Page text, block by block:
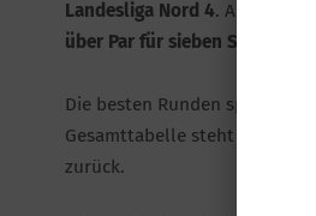
Landesliga Nord 4. Auf dem
über Par für sieben Spieler
Die besten Runden spielten
Gesamttabelle steht der
zurück.